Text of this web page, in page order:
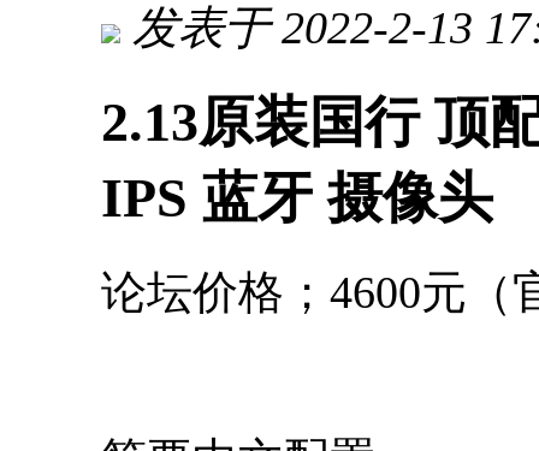
发表于 2022-2-13
2.13原装国行 顶
IPS 蓝牙 摄像头
论坛价格；4600元（